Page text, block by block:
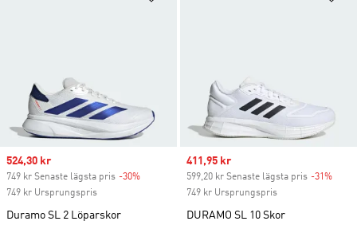
Sale price
524,30 kr
749 kr Senaste lägsta pris -30%
749 kr Ursprungspris
Duramo SL 2 Löparskor
Sale price
411,95 kr
599,20 kr Senaste lägsta pris -31%
749 kr Ursprungspris
DURAMO SL 10 Skor